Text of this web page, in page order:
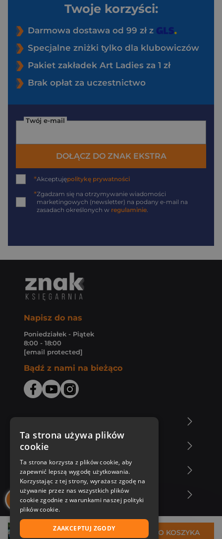
32,76 zł DO KOSZYKA
Twoje korzyści:
Darmowa dostawa od 99 zł z
Specjalne zniżki tylko dla klubowiczów
Pakiet zakładek Art Ladies za 1 zł
Brak opłat za uczestnictwo
Twój e-mail
DOŁĄCZ DO ZNAK EKSTRA
*Akceptujępolitykę prywatności
*Zgadzam się na otrzymywanie wiadomości
marketingowych (newsletter) na podany e-mail na
zasadach określonych w regulaminie
Napisz do nas
Poniedziałek - Piątek
8:00 - 18:00
[email protected]
Bądź z nami na bieżąco
Zakupy u nas
Nasza oferta
Nasi autorzy
Ta strona używa plików
cookie
Ta strona korzysta z plików cookie, aby
zapewnić lepszą wygodę użytkowania.
Korzystając z tej strony, wyrażasz zgodę na
używanie przez nas wszystkich plików
cookie zgodnie z warunkami naszej polityki
plików cookie.
ZAAKCEPTUJ ZGODY